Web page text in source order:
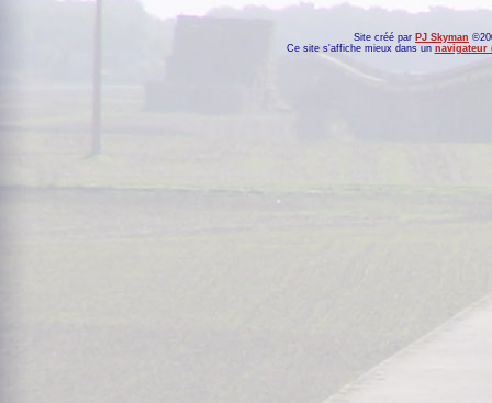
Site créé par PJ Skyman
Ce site s'affiche mieux dans un navigateur